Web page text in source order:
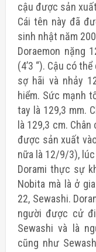
cậu được sản
Cái tên này đã
sinh nhật năm
Doraemon nặng
(4’3 “). Cậu có
sợ hãi và nhảy
hiểm. Sức mạnh
tay là 129,3 mm.
là 129,3 cm.
được sản xuất
nữa là 12/9/3),
Dorami thực sự
Nobita mà là ở
22, Sewashi.
người được cử
Sewashi và là
cũng như